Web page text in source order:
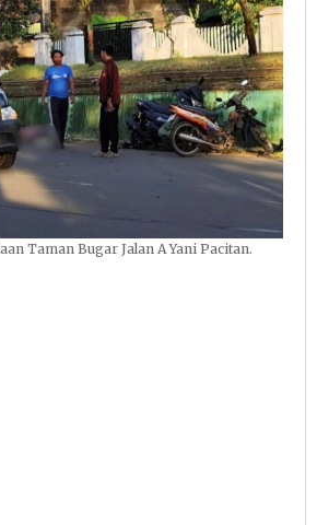
Taman Bugar Jalan A Yani Pacitan.